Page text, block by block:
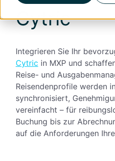
Cytric
Integrieren Sie Ihr
Cytric in MXP und
Reise- und
Reisendenprofile werden
synchronisiert,
vereinfacht – für
Buchung bis zur
auf die Anforderungen